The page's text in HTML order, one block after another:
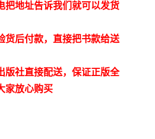
把地址告诉我们就可以发货
货后付款，直接把书款给送
版社直接配送，保证正版全
家放心购买